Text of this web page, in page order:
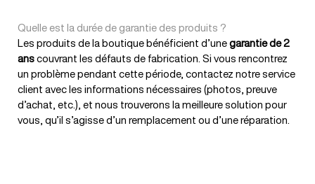
Quelle est la durée de garantie des produits ?
Les produits de la boutique bénéficient d’unegarantie de 2
anscouvrant les défauts de fabrication. Si vous rencontrez
un problème pendant cette période, contactez notre service
client avec les informations nécessaires (photos, preuve
d’achat, etc.), et nous trouverons la meilleure solution pour
vous, qu’il s’agisse d’un remplacement ou d’une réparation.